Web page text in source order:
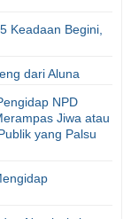
Keadaan Begini,
dari Aluna
NPD
Jiwa atau
yang Palsu